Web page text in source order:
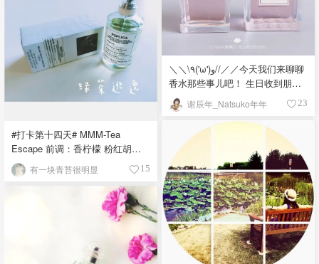
▪️還有，特別是要纹图案的人一定
要提前看纹身师的sample，看看
他们的作品是不是你喜欢的风
格。（而且我觉得国内很多纹身
师纹的比美帝的好看，讲真）
檬开启 中调糅合梨花、白牡丹、
和茉莉的芬芳 最后以温柔又带有
木质气息的白麝香结尾” （来自北
美君的资料介绍） 我个人非常非
常喜欢这个味道 很适合夏天 后悔
没多入一瓶 然鹅现在已经没有在
＼＼\٩('ω')و//／／今天我们来聊聊
香水那些事儿吧！ 生日收到朋友
送的Miss Dior Body Mist，于是
翻箱倒柜把之前买的Miss dior香
水找了出来，拍一张全家福！ 毕
竟本宝宝也是高冷那一卦的，
Miss Dior花漾甜心这种商业香太
甜了并不适合如此高冷的我?但
body Mist就不一样了！保持了
Dior清新感，喷头比较细腻，还可
以滋润肌肤，味道总的来说就是
从指间飘过的一缕清香，抓不住
但总若隐若现让你忘不掉。 牡丹
香为主，又揉进了柑橘和玫瑰精
谢辰年_Natsuko年年 23
#打卡第十四天# MMM-Tea
Escape 前调：香柠檬 粉红胡椒
薄荷 中调：茶叶 茉莉 桂花 果香
后调：大米 马黛茶 牛奶 MMM家
的绿茶逃逸作为一支花香调女香
其实有点小失望，因为网上作
research的时候大家都说的很神，
如何如何特别清冽的茶香，所以
最后把心一横就盲撸了。收到的
有一块青苔很明显 15